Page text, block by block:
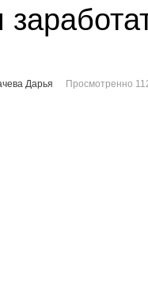
Дарья Просмотренно